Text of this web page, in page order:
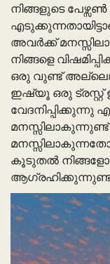
നിങ്ങളുടെ
അവർക്ക്
നിങ്ങളെ
ഒരു വുണ്ട്
ഇഷ്യൂ ഒരു
കൂടുതൽ